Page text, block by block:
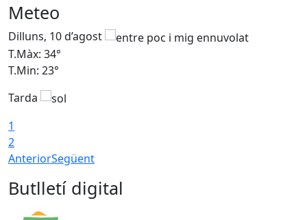
Meteo
Dilluns, 10 d’agost
T.Màx: 34°
T.Min: 23°
Tarda
1
2
AnteriorSegüent
Butlletí digital